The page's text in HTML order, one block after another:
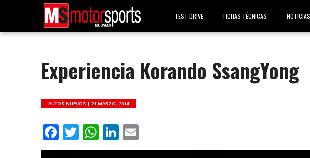
TEST DRIVE FICHAS TÉCNICAS NOTICIAS
Experiencia Korando SsangYong
AUTOS NUEVOS |21 MARZO, 2014
Facebook
Twitter
WhatsApp
LinkedIn